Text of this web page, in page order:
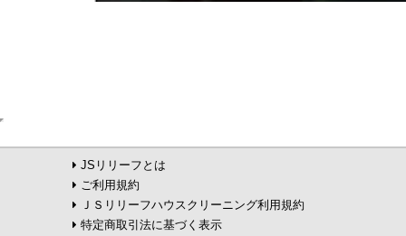
JSリリーフとは
ご利用規約
ＪＳリリーフハウスクリーニング利用規約
特定商取引法に基づく表示